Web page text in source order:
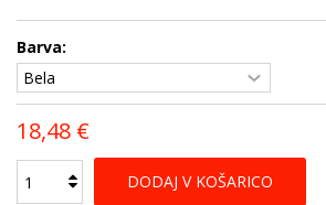
Barva:
18,48 €
DODAJ V KOŠARICO